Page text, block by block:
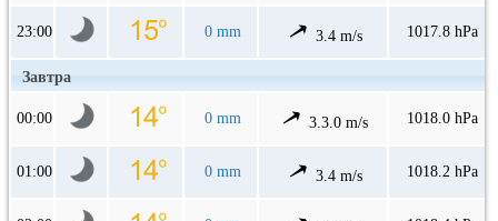
23:00 0 mm 3.4 m/s 1017.8 hPa
Завтра
00:00 0 mm 3.3.0 m/s 1018.0 hPa
01:00 0 mm 3.4 m/s 1018.2 hPa